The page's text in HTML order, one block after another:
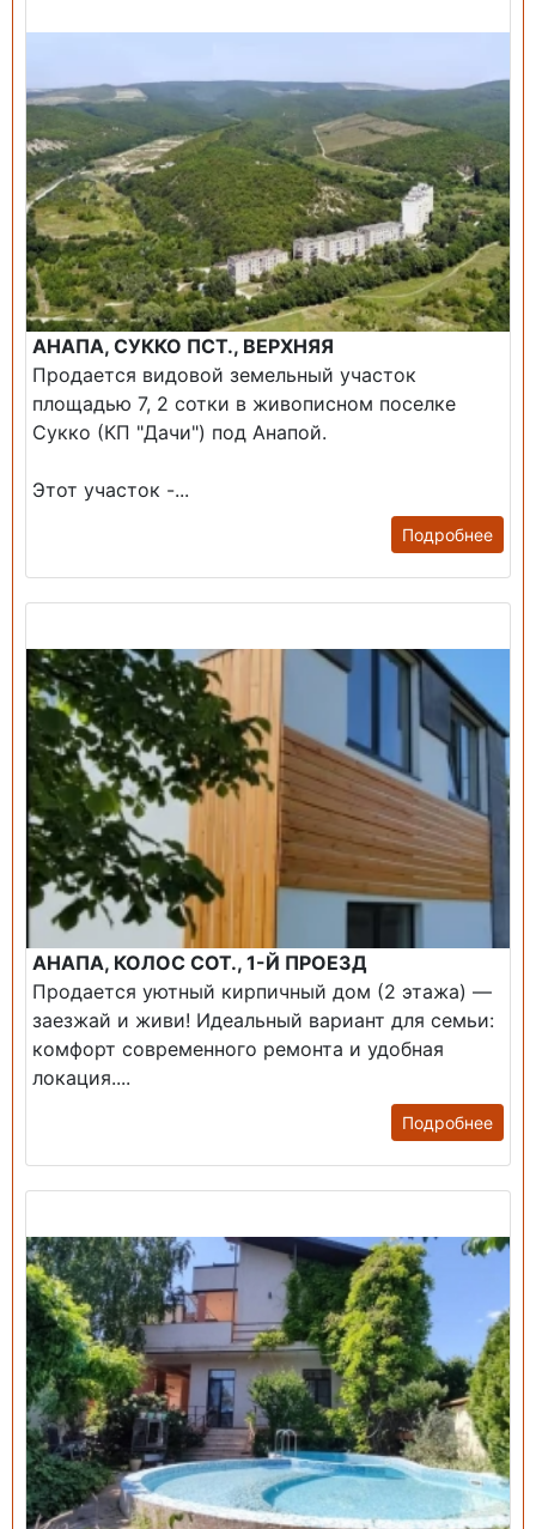
АНАПА, СУККО ПСТ., ВЕРХНЯЯ
Продается видовой земельный участок
площадью 7, 2 сотки в живописном поселке
Сукко (КП "Дачи") под Анапой.
Этот участок -...
Подробнее
АНАПА, КОЛОС СОТ., 1-Й ПРОЕЗД
Продается уютный кирпичный дом (2 этажа) —
заезжай и живи! ​Идеальный вариант для семьи:
комфорт современного ремонта и удобная
локация....
Подробнее